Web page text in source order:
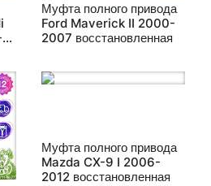
Муфта полного привода
Ford Maverick II 2000-
2007 восстановленная
Муфта полного привода
Mazda CX-9 I 2006-
2012 восстановленная